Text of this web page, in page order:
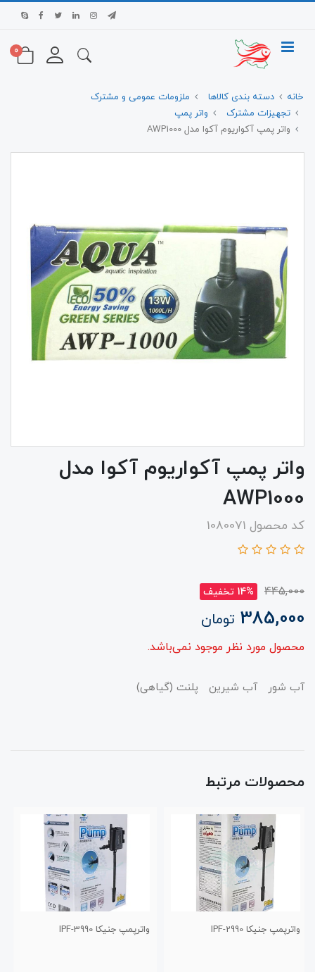
0
خانه دسته بندی کالاها
ملزومات عمومی و مشترک
تجهیزات مشترک
واتر پمپ
واتر پمپ آکواریوم آکوا مدل AWP1000
واتر پمپ آکواریوم آکوا مدل
AWP1000
کد محصول 1080071
445,000 14% تخفیف
385,000 تومان
محصول مورد نظر موجود نمی‌باشد.
آب شور آب شیرین پلنت (گیاهی)
محصولات مرتبط
واترپمپ جنیکا IPF-3990 واترپمپ جنیکا IPF-4990